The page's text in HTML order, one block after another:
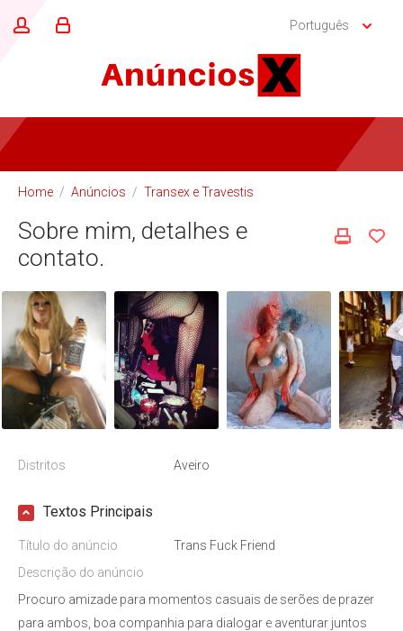
Português
Home / Anúncios / Transex e Travestis
Sobre mim, detalhes e
contato.
Distritos Aveiro
Textos Principais
Título do anúncio
Trans Fuck Friend
Descrição do anúncio
Procuro amizade para momentos casuais de serões de prazer
para ambos, boa companhia para dialogar e aventurar juntos